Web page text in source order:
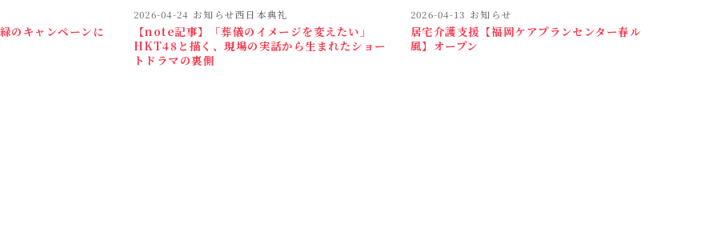
のキャンペーンに
2026-04-24 お知らせ西日本典礼
【note記事】「葬儀のイメージを変えたい」
HKT48と描く、現場の実話から生まれたショー
トドラマの裏側
2026-04-13 お知らせ
居宅介護支援【福岡ケアプランセンター春ル
風】オープン